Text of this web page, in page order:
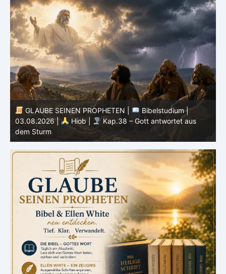
GLAUBE SEINEN PROPHETEN |
Geist der
Prophezeiung | 02 – 08.08.2026 |
Propheten und
Könige |
Kap. 16 : Der Untergang des Hauses Ahab